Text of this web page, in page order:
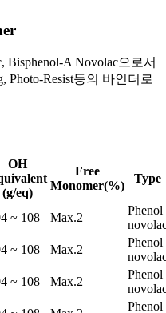
Bisphenol-A Novolac으로서
Photo-Resist등의 바인더로
OH
(g/eq)
Free
Monomer(%)
Type
~ 108 Max.2
Phenol
~ 108 Max.2
Phenol
~ 108 Max.2
Phenol
Phenol